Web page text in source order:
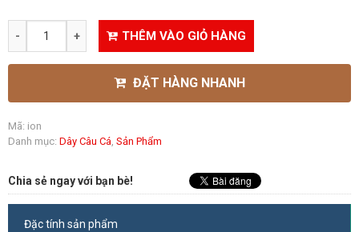
THÊM VÀO GIỎ HÀNG
ĐẶT HÀNG NHANH
Mã: ion
Danh mục: Dây Câu Cá, Sản Phẩm
Chia sẻ ngay với bạn bè!
Đặc tính sản phẩm